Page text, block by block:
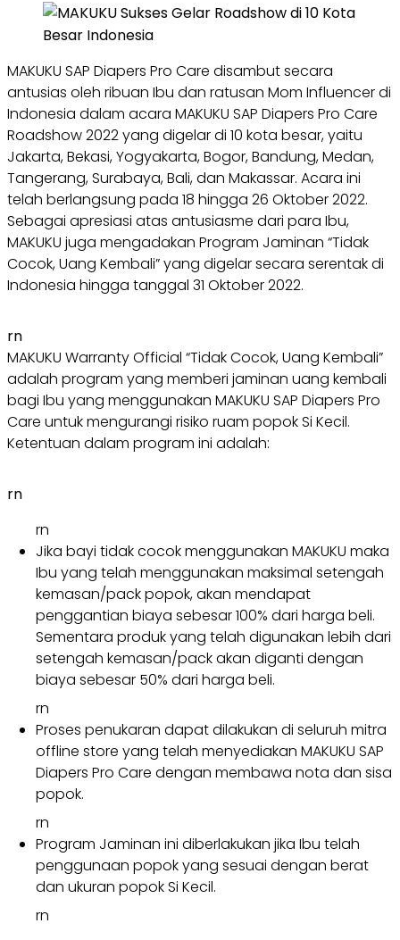
MAKUKU SAP Diapers Pro Care disambut secara
antusias oleh ribuan Ibu dan ratusan Mom Influencer di
Indonesia dalam acara MAKUKU SAP Diapers Pro Care
Roadshow 2022 yang digelar di 10 kota besar, yaitu
Jakarta, Bekasi, Yogyakarta, Bogor, Bandung, Medan,
Tangerang, Surabaya, Bali, dan Makassar. Acara ini
telah berlangsung pada 18 hingga 26 Oktober 2022.
Sebagai apresiasi atas antusiasme dari para Ibu,
MAKUKU juga mengadakan Program Jaminan “Tidak
Cocok, Uang Kembali” yang digelar secara serentak di
Indonesia hingga tanggal 31 Oktober 2022.
rn
MAKUKU Warranty Official “Tidak Cocok, Uang Kembali”
adalah program yang memberi jaminan uang kembali
bagi Ibu yang menggunakan MAKUKU SAP Diapers Pro
Care untuk mengurangi risiko ruam popok Si Kecil.
Ketentuan dalam program ini adalah:
rn
rn
Jika bayi tidak cocok menggunakan MAKUKU maka
Ibu yang telah menggunakan maksimal setengah
kemasan/pack popok, akan mendapat
penggantian biaya sebesar 100% dari harga beli.
Sementara produk yang telah digunakan lebih dari
setengah kemasan/pack akan diganti dengan
biaya sebesar 50% dari harga beli.
rn
Proses penukaran dapat dilakukan di seluruh mitra
offline store yang telah menyediakan MAKUKU SAP
Diapers Pro Care dengan membawa nota dan sisa
popok.
rn
Program Jaminan ini diberlakukan jika Ibu telah
penggunaan popok yang sesuai dengan berat
dan ukuran popok Si Kecil.
rn